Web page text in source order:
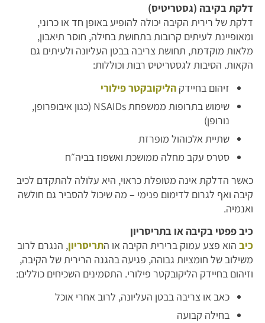
דלקת בקיבה (גסטריטיס)
דלקת של רירית הקיבה יכולה להופיע באופן חד או כרוני,
ומאופיינת לעיתים קרובות בתחושת בחילה, חוסר תיאבון,
מלאות מוקדמת, תחושת צריבה בבטן העליונה ולעיתים גם
הקאות. הסיבות לגסטריטיס רבות וכוללות:
זיהום בחיידק הליקובקטר פילורי
שימוש בתרופות ממשפחת NSAIDs (כגון איבופרופן,
נורופן)
שתיית אלכוהול מופרזת
סטרס עקב מחלה ממושכת ואשפוז בביה״ח
כאשר הדלקת אינה מטופלת כראוי, היא עלולה להתקדם לכיב
קיבה ואף לגרום לדימום פנימי – מה שיכול להסביר גם חולשה
ואנמיה.
כיב פפטי בקיבה או בתריסריון
כיב הוא פצע עמוק ברירית הקיבה או התריסריון, הנגרם לרוב
משילוב של חומציות גבוהה, פגיעה בהגנה הרירית של הקיבה,
וזיהום בחיידק הליקובקטר פילורי. התסמינים השכיחים כוללים:
כאב או צריבה בבטן העליונה, לרוב אחרי אוכל
בחילה קבועה